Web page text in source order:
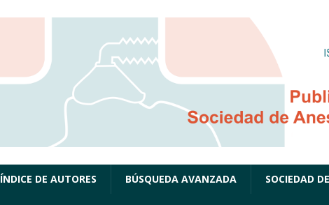
ÍNDICE DE AUTORES BÚSQUEDA AVANZADA SOCIEDAD